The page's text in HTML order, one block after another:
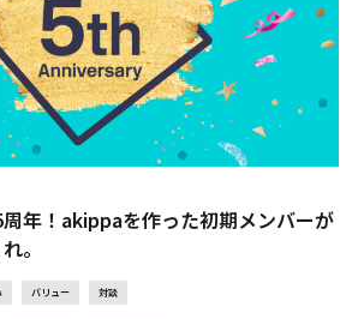
年！akippaを作った初期メンバーが
。
バリュー 対談